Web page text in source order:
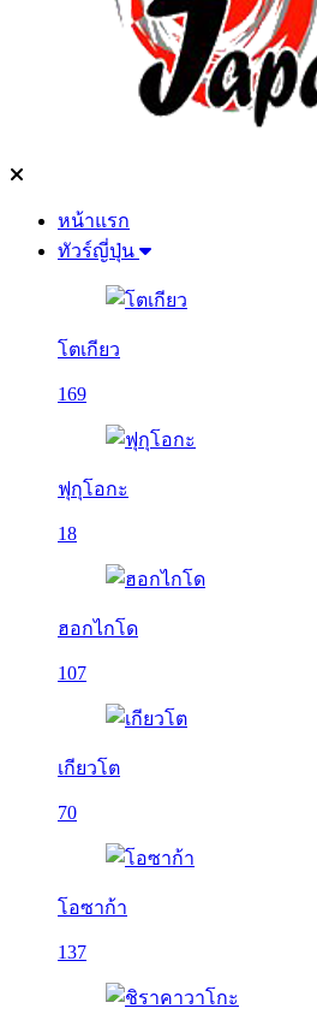
หน้าแรก
ทัวร์ญี่ปุ่น
โตเกียว
169
ฟุกุโอกะ
18
ฮอกไกโด
107
เกียวโต
70
โอซาก้า
137